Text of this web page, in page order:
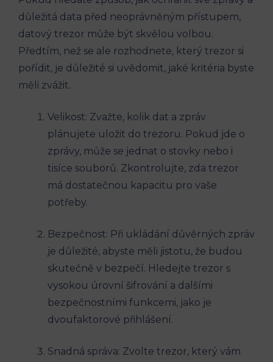
důležitá data před neoprávněným přístupem,
datový trezor může být skvělou volbou.
Předtím, než se ale rozhodnete, který trezor si
pořídit, je důležité si uvědomit, jaké kritéria byste
měli zvážit.
Velikost: Zvažte, kolik dat a zpráv
plánujete uložit do trezoru. Pokud jde o
zprávy, může se jednat o stovky nebo i
tisíce souborů. Zkontrolujte, zda trezor
má dostatečnou kapacitu pro vaše
potřeby.
Bezpečnost: Při ukládání důvěrných zpráv
je důležité, abyste měli jistotu, že budou
skutečně v bezpečí. Hledejte trezor s
vysokou úrovní šifrování a dalšími
bezpečnostními funkcemi, jako je
dvoufaktorové přihlášení.
Snadná správa: Zvolte trezor, který vám